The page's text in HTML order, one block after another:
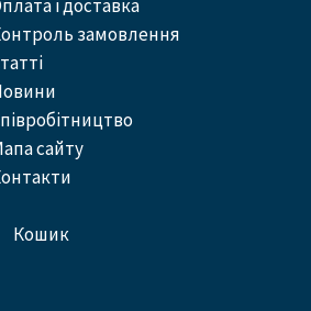
оплата і доставка
контроль замовлення
статті
новини
співробітництво
Мапа сайту
контакти
кошик